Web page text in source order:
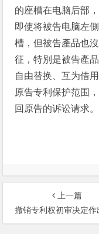
的座槽在电脑后部
即使将被告电脑左
槽，但被告產品也
征，特別是被告產
自由替换、互为借
原告专利保护范围
回原告的诉讼请求。
上一篇
撤销专利权初审决定作出后专利侵权案件的审理-原告元大金属实业（深圳）有限公